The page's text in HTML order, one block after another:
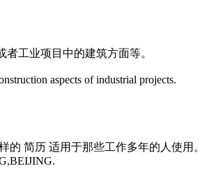
工业项目中的建筑方面等。
aspects of industrial projects.
简历 适用于那些工作多年的人使用。